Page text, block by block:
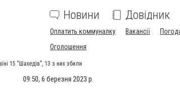
Новини Довідник
Оплатить коммуналку Вакансії
Оголошення
15 "Шахедів", 13 з них збили
09:50, 6 березня 2023 р.